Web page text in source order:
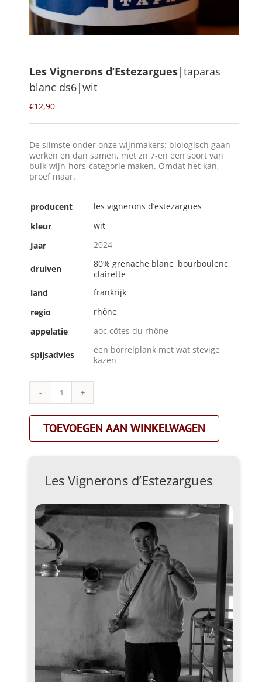
Mijn Account
Zoeken
NL
Les Vignerons d’Estezargues|taparas
blanc ds6|wit
€12,90
De slimste onder onze wijnmakers: biologisch gaan
werken en dan samen, met zn 7-en een soort van
bulk-wijn-hors-categorie maken. Omdat het kan,
proef maar.
producent
les vignerons d’estezargues
kleur
wit
Jaar
2024
druiven 80% grenache blanc, bourboulenc,
clairette
land
frankrijk
regio
rhône
appelatie
aoc côtes du rhône
spijsadvies
een borrelplank met wat stevige
kazen
Les
Vignerons
d’Estezargues|taparas
blanc
ds6|wit
TOEVOEGEN AAN WINKELWAGEN
Les Vignerons d’Estezargues